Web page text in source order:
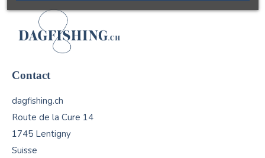
Contact
dagfishing.ch
Route de la Cure 14
1745 Lentigny
Suisse